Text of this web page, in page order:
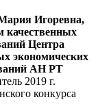
Игоревна,
качественных
Центра
экономических
АН РТ
2019 г.
конкурса